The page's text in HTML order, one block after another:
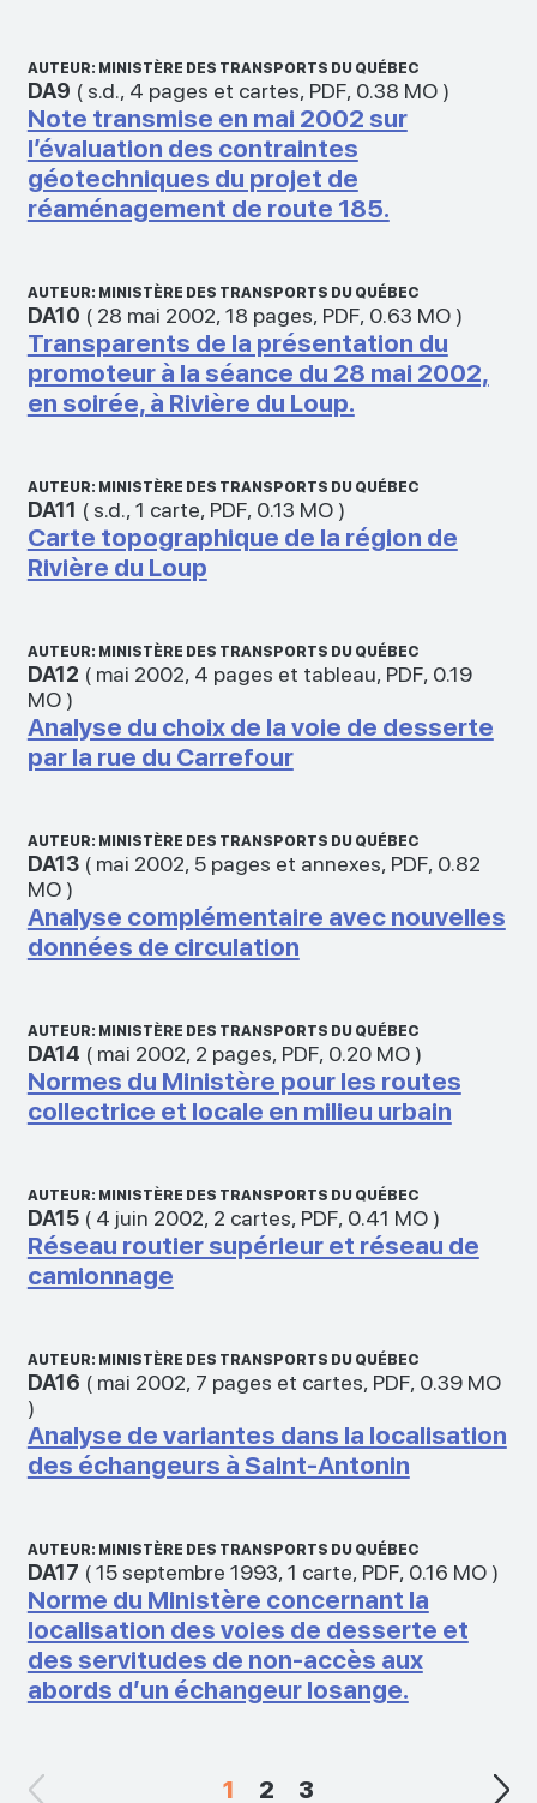
AUTEUR: MINISTÈRE DES TRANSPORTS DU QUÉBEC
DA9 ( s.d., 4 pages et cartes, PDF, 0.38 MO)
Note transmise en mai 2002 sur
l’évaluation des contraintes
géotechniques du projet de
réaménagement de route 185.
AUTEUR: MINISTÈRE DES TRANSPORTS DU QUÉBEC
DA10 ( 28 mai 2002, 18 pages, PDF, 0.63 MO)
Transparents de la présentation du
promoteur à la séance du 28 mai 2002,
en soirée, à Rivière du Loup.
AUTEUR: MINISTÈRE DES TRANSPORTS DU QUÉBEC
DA11 ( s.d., 1 carte, PDF, 0.13 MO)
Carte topographique de la région de
Rivière du Loup
AUTEUR: MINISTÈRE DES TRANSPORTS DU QUÉBEC
DA12 ( mai 2002, 4 pages et tableau, PDF, 0.19
MO)
Analyse du choix de la voie de desserte
par la rue du Carrefour
AUTEUR: MINISTÈRE DES TRANSPORTS DU QUÉBEC
DA13( mai 2002, 5 pages et annexes, PDF, 0.82
MO)
Analyse complémentaire avec nouvelles
données de circulation
AUTEUR: MINISTÈRE DES TRANSPORTS DU QUÉBEC
DA14 ( mai 2002, 2 pages, PDF, 0.20 MO)
Normes du Ministère pour les routes
collectrice et locale en milieu urbain
AUTEUR: MINISTÈRE DES TRANSPORTS DU QUÉBEC
DA15( 4 juin 2002, 2 cartes, PDF, 0.41 MO)
Réseau routier supérieur et réseau de
camionnage
AUTEUR: MINISTÈRE DES TRANSPORTS DU QUÉBEC
DA16 ( mai 2002, 7 pages et cartes, PDF, 0.39 MO
)
Analyse de variantes dans la localisation
des échangeurs à Saint-Antonin
AUTEUR: MINISTÈRE DES TRANSPORTS DU QUÉBEC
DA17 (15 septembre 1993, 1 carte, PDF, 0.16 MO)
Norme du Ministère concernant la
localisation des voies de desserte et
des servitudes de non-accès aux
abords d’un échangeur losange.
1 2 3